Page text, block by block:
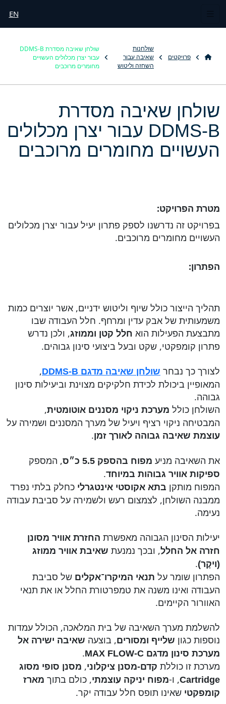
EN
פרויקטים
שולחנות
שאיבה עבור
השחזה וליטוש
שולחן שאיבה מסדרת DDMS-B
עבור יצרן מכלולים העשויים
מחומרים מרוכבים
שולחן שאיבה מסדרת
DDMS-B עבור יצרן מכלולים
העשויים מחומרים מרוכבים
מטרת הפרויקט:
בפרויקט זה נדרשנו לספק פתרון יעיל עבור יצרן מכלולים
העשויים מחומרים מרוכבים.
הפתרון:
תהליך הייצור כולל שיוף וליטוש ידניים, אשר יוצרים כמות
משמעותית של אבק עדין ומרחף. חלל העבודה שבו
מתבצעת הפעילות הוא חלל קטן וממוזג, ולכן נדרש
פתרון קומפקטי, שקט ובעל ביצועי סינון גבוהים.
לצורך כך נבחר שולחן שאיבה מדגם
,
המאופיין ביכולת לכידת חלקיקים מצוינת וביעילות סינון
גבוהה.
השולחן כולל מערכת ניקוי מסננים אוטומטית,
המבטיחה ניקוי רציף ויעיל של מערך המסננים ושמירה על
עוצמת שאיבה גבוהה לאורך זמן.
את השאיבה מניע מפוח בהספק 5.5 כ״ס , המספק
ספיקות אוויר גבוהות במיוחד.
המפוח מותקן בתא אקוסטי אינטגרלי כחלק בלתי נפרד
ממבנה השולחן, לצמצום רעש ולשמירה על סביבת עבודה
נעימה.
יעילות הסינון הגבוהה מאפשרת החזרת אוויר מסונן
חזרה אל החלל, ובכך נמנעת שאיבת אוויר ממוזג
(ויקָר).
הפתרון שומר על תנאי המיקרו־אקלים של סביבת
העבודה ואינו משנה את טמפרטורת החלל או את תנאי
האוורור הקיימים.
להשלמת מערך השאיבה של בית המלאכה, הכולל עמדות
נוספות כגון שלייף ומסורים, בוצעה שאיבה ישירה אל
מערכת סינון מדגם
.
מערכת זו כוללת קדם-מסנן ציקלוני, מסנן סופי מסוג
Cartridge, ו-מפוח יניקה עוצמתי, כולם בתוך מארז
קומפקטי שאינו תופס חלל עבודה יקר.